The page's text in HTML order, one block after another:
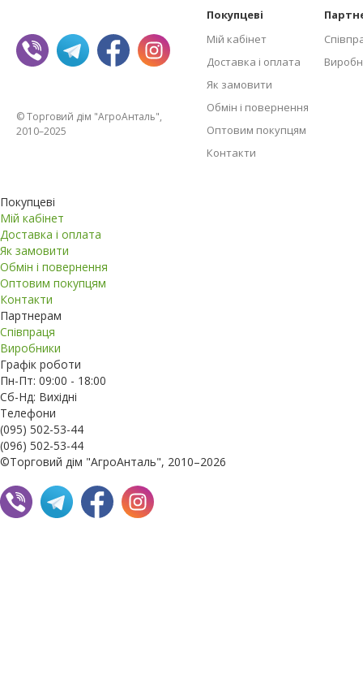
© Торговий дім "АгроАнталь",
2010–2025
Покупцеві
Мій кабінет
Доставка і оплата
Як замовити
Обмін і повернення
Оптовим покупцям
Контакти
Покупцеві
Мій кабінет
Доставка і оплата
Як замовити
Обмін і повернення
Оптовим покупцям
Контакти
Партнерам
Співпраця
Виробники
Графік роботи
Пн-Пт: 09:00 - 18:00
Сб-Нд: Вихідні
Телефони
(095) 502-53-44
(096) 502-53-44
©Торговий дім "АгроАнталь", 2010–2026